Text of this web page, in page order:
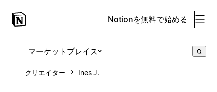
Notionを無料で始める
マーケットプレイス
クリエイター Ines J.